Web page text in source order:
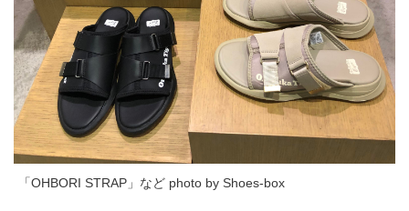
「OHBORI STRAP」など photo by Shoes-box